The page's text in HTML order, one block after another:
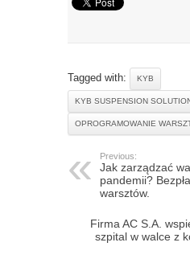
Tagged with: KYB
KYB SUSPENSION
OPROGRAMOWANIE
Previous:
Jak zarządzać
pandemii?
warsztów.
Firma AC S.A.
szpital w walce z